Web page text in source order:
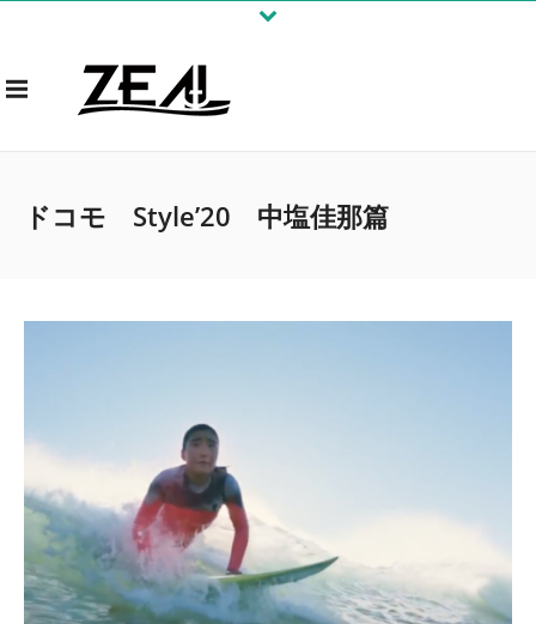
ドコモ Style’20 中塩佳那篇